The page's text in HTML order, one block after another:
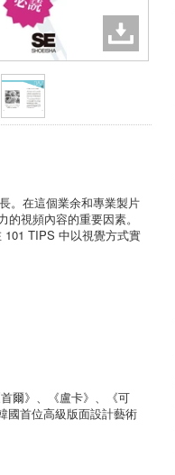
。在這個業余和專業製片
視頻內容的重要因素。
101 TIPS 中以視覺方式實
爾》、《盧卡》、《可
國首位高級版面設計藝術